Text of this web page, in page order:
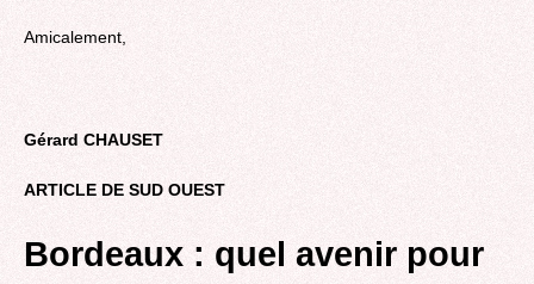
Amicalement,
Gérard CHAUSET
ARTICLE DE SUD OUEST
Bordeaux : quel avenir pour